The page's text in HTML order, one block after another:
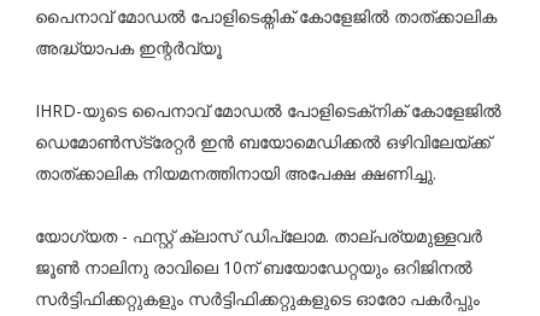
പൈനാവ് മോഡൽ പോളിടെക്നിക് കോളേജിൽ താത്ക്കാലിക
അദ്ധ്യാപക ഇന്റർവ്യൂ
IHRD-യുടെ പൈനാവ് മോഡൽ പോളിടെക്‌നിക് കോളേജിൽ
ഡെമോൺസ്‌ട്രേറ്റർ ഇൻ ബയോമെഡിക്കൽ ഒഴിവിലേയ്ക്ക്
താത്ക്കാലിക നിയമനത്തിനായി അപേക്ഷ ക്ഷണിച്ചു.
യോഗ്യത - ഫസ്റ്റ് ക്ലാസ് ഡിപ്ലോമ. താല്പര്യമുള്ളവർ
ജൂൺ നാലിനു രാവിലെ 10ന് ബയോഡേറ്റയും ഒറിജിനൽ
സർട്ടിഫിക്കറ്റുകളും സർട്ടിഫിക്കറ്റുകളുടെ ഓരോ പകർപ്പും